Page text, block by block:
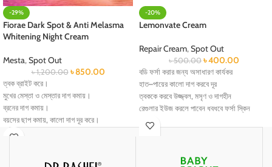
-29%
Fiorae Dark Spot & Anti Melasma
Whitening Night Cream
Mesta,Spot Out
৳1,200.00 ৳850.00
ত্বক ব্রাইট করে।
মুখের মেস্তা ও মেস্তার দাগ কমায়।
ব্রনের দাগ কমায়।
বয়সের ছাপ কমায়, কালো দাগ দূর করে।
রোদে পোরা কালো দাগ দূর করে।
-20%
Lemonvate Cream
Repair Cream,Spot Out
৳500.00 ৳400.00
বডি ফর্সা করার জন্য অসাধারণ কার্যকর
হাত–পায়ের কালো দাগ করবে দূর
ত্বককে করবে উজ্জ্বল, মসৃণ ও দাগহীন
রেগুলার ইউজ করলে পাবেন ধবধবে ফর্সা স্কিন